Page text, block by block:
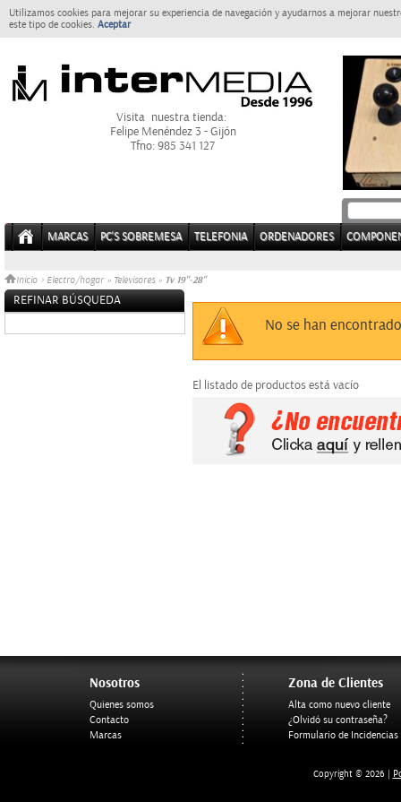
Utilizamos cookies para mejorar su experiencia de navegación y ayudarnos a mejorar
este tipo de cookies. Aceptar
Visita nuestra tienda:
Felipe Menéndez 3 - Gijón
Tfno: 985 341 127
MARCAS PC'S SOBREMESA TELEFONIA ORDENADORES
Inicio > Electro/hogar » Televisores » Tv 19"-28"
REFINAR BÚSQUEDA
No se han
El listado de productos está vacío
Nosotros
Quienes somos
Contacto
Marcas
Zona de Clientes
Alta como nuevo cliente
¿Olvidó su contraseña?
Formulario de Incidencias
Copyright © 2026 |